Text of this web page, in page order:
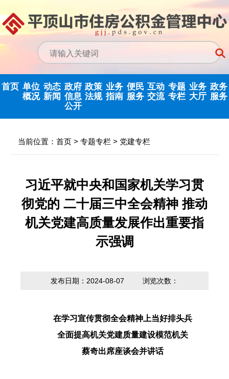
首页 单位
概况
中心领导
决策机构
机构职能
内设科室
动态
新闻
行业新闻
政府
信息
公开
信息公开制度
政府信息公开
年度报告
依申请公开
法定主动公开
政策
法规
国家政策法规
省级政策法规
市中心政策法
规
政策解读
业务
指南
提取业务指南
贷款业务指南
便民
服务
利率公告
常见问题
网点查询
贷款计算器
互动
交流
互动反馈
意见征集
办理统计
专题
专栏
纪检监察
优化营商环境
法治政府建设
业务
大厅
省政务
政务
服务
当前位置： 首页 > 专题专栏 > 党建专栏
习近平就中央和国家机关学习贯
彻党的 二十届三中全会精神 推动
机关党建高质量发展作出重要指
示强调
发布日期：2024-08-07 浏览次数：
在学习宣传贯彻全会精神上当好排头兵
全面提高机关党建质量建设模范机关
蔡奇出席座谈会并讲话